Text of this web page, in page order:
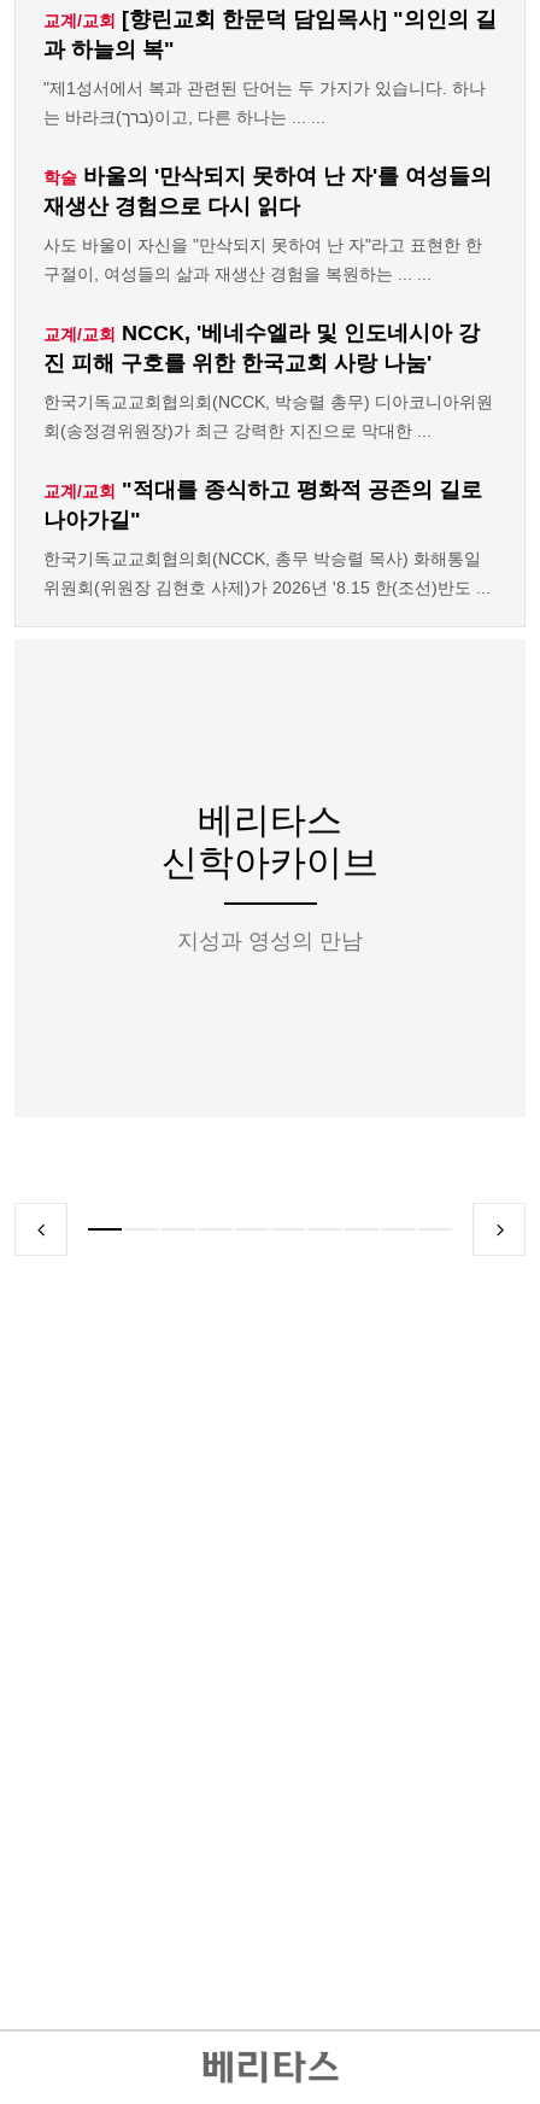
교계/교회 [향린교회 한문덕 담임목사] "의인의 길
과 하늘의 복"
"제1성서에서 복과 관련된 단어는 두 가지가 있습니다. 하나
는 바라크(ברך)이고, 다른 하나는 ... ...
학술 바울의 '만삭되지 못하여 난 자'를 여성들의
재생산 경험으로 다시 읽다
사도 바울이 자신을 "만삭되지 못하여 난 자"라고 표현한 한
구절이, 여성들의 삶과 재생산 경험을 복원하는 ... ...
교계/교회 NCCK, '베네수엘라 및 인도네시아 강
진 피해 구호를 위한 한국교회 사랑 나눔'
한국기독교교회협의회(NCCK, 박승렬 총무) 디아코니아위원
회(송정경위원장)가 최근 강력한 지진으로 막대한 ...
교계/교회 "적대를 종식하고 평화적 공존의 길로
나아가길"
한국기독교교회협의회(NCCK, 총무 박승렬 목사) 화해통일
위원회(위원장 김현호 사제)가 2026년 '8.15 한(조선)반도 ...
베리타스
신학아카이브
지성과 영성의 만남